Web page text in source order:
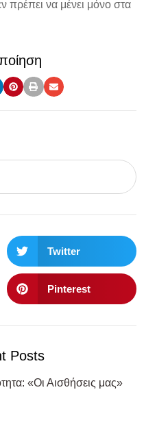
πρέπει να μένει μόνο στα
Twitter
Pinterest
Posts
«Οι Αισθήσεις μας»